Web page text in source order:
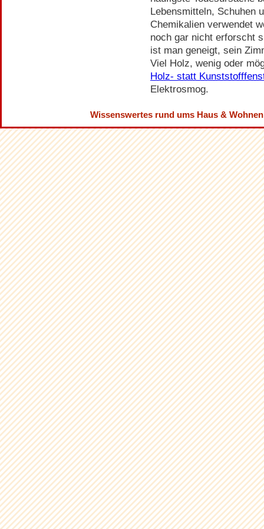
Lebensmitteln, Schuhen
Chemikalien verwendet
noch gar nicht erforscht
ist man geneigt, sein
Viel Holz, wenig oder
Holz- statt
Elektrosmog.
Wissenswertes rund ums Haus &